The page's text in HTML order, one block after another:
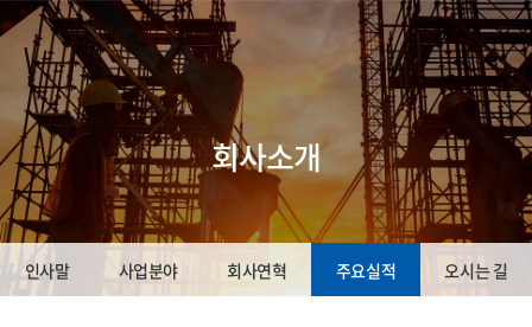
회사소개
인사말 사업분야 회사연혁 주요실적 오시는 길